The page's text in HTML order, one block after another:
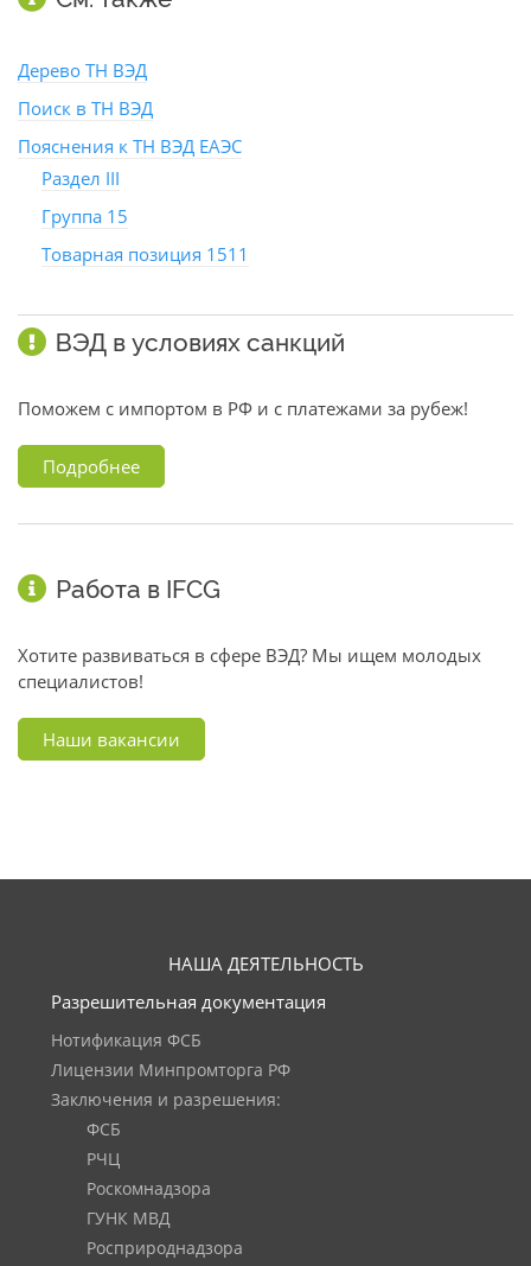
Дерево ТН ВЭД
Поиск в ТН ВЭД
Пояснения к ТН ВЭД ЕАЭС
Раздел III
Группа 15
Товарная позиция 1511
ВЭД в условиях санкций
Поможем с импортом в РФ и с платежами за рубеж!
Подробнее
Работа в IFCG
Хотите развиваться в сфере ВЭД? Мы ищем молодых
специалистов!
Наши вакансии
НАША ДЕЯТЕЛЬНОСТЬ
Разрешительная документация
Нотификация ФСБ
Лицензии Минпромторга РФ
Заключения и разрешения:
ФСБ
РЧЦ
Роскомнадзора
ГУНК МВД
Росприроднадзора